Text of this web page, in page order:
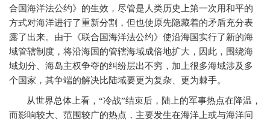
合国海洋法公约》的生效，尽管是人类历史上第一次用和平的
方式对海洋进行了重新分割，但也使原先隐藏着的矛盾充分表
露了出来。由于《联合国海洋法公约》使沿海国实行了新的海
域管辖制度，将沿海国的管辖海域成倍地扩大，因此，围绕海
域划分、海岛主权争夺的纠纷层出不穷，加上很多海域涉及多
个国家，其争端的解决比陆域要更为复杂、更为棘手。
从世界总体上看，“冷战”结束后，陆上的军事热点在降温，
而影响较大、范围较广的热点，主要发生在海洋上或与海洋问